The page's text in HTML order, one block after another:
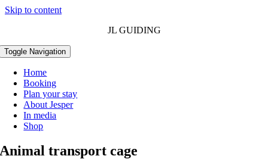
Skip to content
JL GUIDING
Toggle Navigation
Home
Booking
Plan your stay
About Jesper
In media
Shop
Animal transport cage